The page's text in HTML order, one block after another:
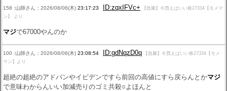
158 :山師さん：2026/08/06(木) 23:17:23 ID:zqxIFVc+
【急騰】今買えばいい株27334【モメマ
ン】 より
マジで67000やんのか
100 :山師さん：2026/08/06(木) 23:08:54 ID:gdNqzD0q
【急騰】今買えばいい株27334【モメ
マン】より
超絶の超絶のアドバンやイビデンですら前回の高値にすら戻らんとかマジ
で意味わからんいい加減売りのゴミ共殺○よほんと